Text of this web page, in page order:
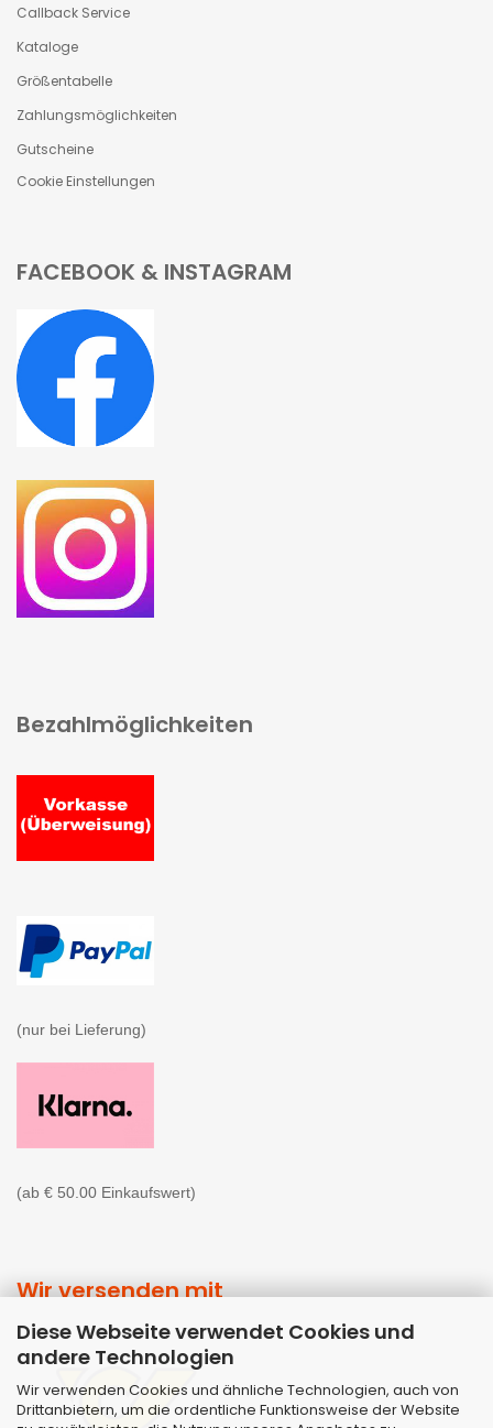
Diese Webseite verwendet Cookies und
andere Technologien
Wir verwenden Cookies und ähnliche Technologien, auch von
Drittanbietern, um die ordentliche Funktionsweise der Website
Callback Service
Kataloge
Größentabelle
Zahlungsmöglichkeiten
Gutscheine
Cookie Einstellungen
FACEBOOK & INSTAGRAM
Bezahlmöglichkeiten
(nur bei Lieferung)
(ab € 50.00 Einkaufswert)
Wir versenden mit